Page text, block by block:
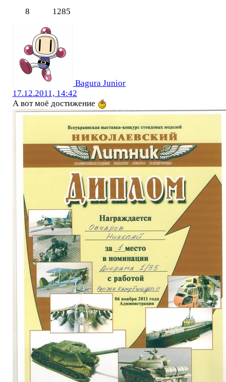
8 1285
Bagura Junior
17.12.2011, 14:42
А вот моё достижение